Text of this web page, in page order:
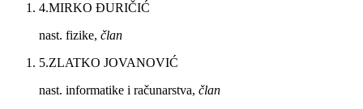
4.MIRKO ĐURIČIĆ
nast. fizike, član
5.ZLATKO JOVANOVIĆ
nast. informatike i računarstva, član